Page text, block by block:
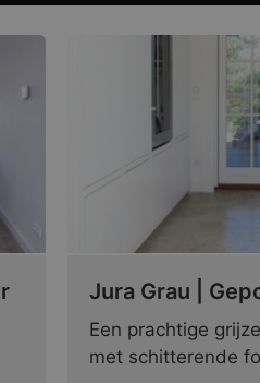
Jura Grau |
Een prachtige
met schitterende